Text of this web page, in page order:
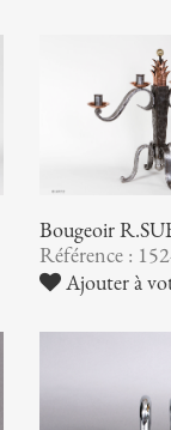
Bougeoir
Référence :
Ajouter à